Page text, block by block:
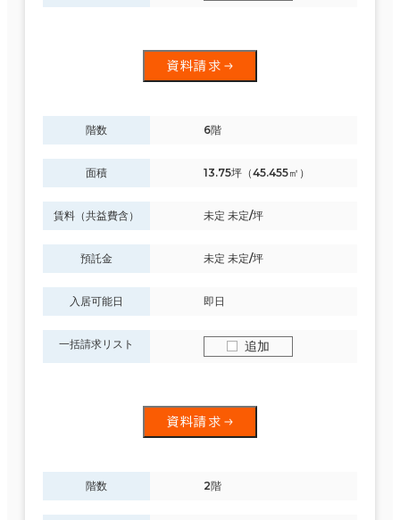
資料請求
階数 6階
面積 13.75坪（45.455㎡）
賃料（共益費含） 未定 未定/坪
預託金 未定 未定/坪
入居可能日 即日
一括請求リスト 追加
資料請求
階数 2階